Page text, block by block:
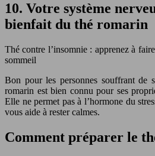
10. Votre système
bienfait du thé romarin
Thé contre l’insomnie : apprenez à
sommeil
Bon pour les personnes souffrant de
romarin est bien connu pour ses
Elle ne permet pas à l’hormone du
vous aide à rester calmes.
Comment préparer le